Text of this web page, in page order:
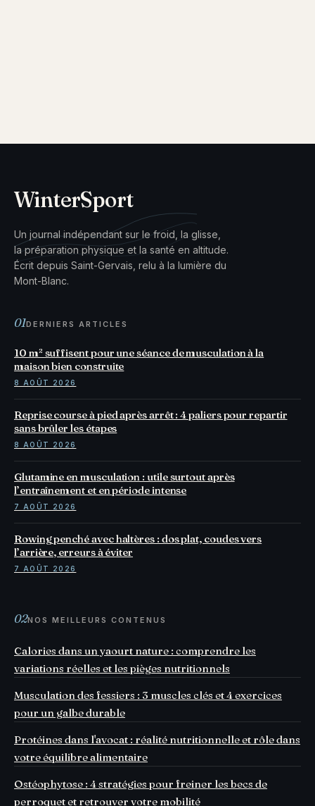
WinterSport
Un journal indépendant sur le froid, la glisse,
la préparation physique et la santé en altitude.
Écrit depuis Saint-Gervais, relu à la lumière du
Mont-Blanc.
01DERNIERS ARTICLES
10 m² suffisent pour une séance de musculation à la
maison bien construite
8 AOÛT 2026
Reprise course à pied après arrêt : 4 paliers pour repartir
sans brûler les étapes
8 AOÛT 2026
Glutamine en musculation : utile surtout après
l’entraînement et en période intense
7 AOÛT 2026
Rowing penché avec haltères : dos plat, coudes vers
l’arrière, erreurs à éviter
7 AOÛT 2026
02NOS MEILLEURS CONTENUS
Calories dans un yaourt nature : comprendre les
variations réelles et les pièges nutritionnels
Musculation des fessiers : 3 muscles clés et 4 exercices
pour un galbe durable
Protéines dans l'avocat : réalité nutritionnelle et rôle dans
votre équilibre alimentaire
Ostéophytose : 4 stratégies pour freiner les becs de
perroquet et retrouver votre mobilité